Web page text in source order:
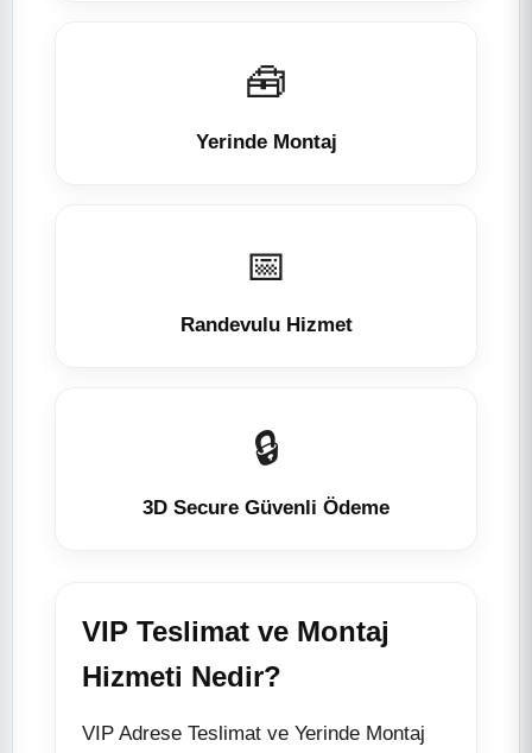
🧰
Yerinde Montaj
📅
Randevulu Hizmet
🔒
3D Secure Güvenli Ödeme
VIP Teslimat ve Montaj
Hizmeti Nedir?
VIP Adrese Teslimat ve Yerinde Montaj